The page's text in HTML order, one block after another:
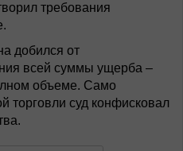
требования
добился от
всей суммы ущерба –
объеме. Само
торговли суд конфисковал